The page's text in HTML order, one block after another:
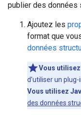
publier des données
Ajoutez les
format que
données
Vous utilisez
d'utiliser un plug-
Vous utilisez
des données